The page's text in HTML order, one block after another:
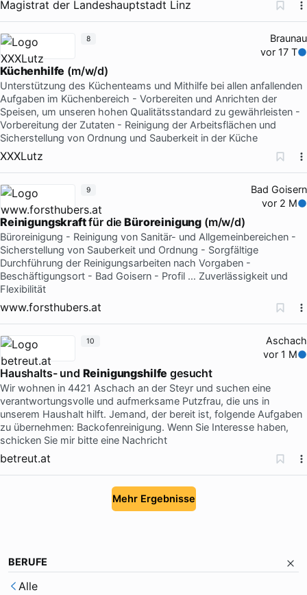
Magistrat der Landeshauptstadt Linz
Braunau
vor 17 T
Küchenhilfe (m/w/d)
Unterstützung des Küchenteams und Mithilfe bei allen anfallenden
Aufgaben im Küchenbereich - Vorbereiten und Anrichten der
Speisen, um unseren hohen Qualitätsstandard zu gewährleisten -
Vorbereitung der Zutaten - Reinigung der Arbeitsflächen und
Sicherstellung von Ordnung und Sauberkeit in der Küche
XXXLutz
8
Bad Goisern
vor 2 M
Reinigungskraftfür dieBüroreinigung (m/w/d)
Büroreinigung - Reinigung von Sanitär- und Allgemeinbereichen -
Sicherstellung von Sauberkeit und Ordnung - Sorgfältige
Durchführung der Reinigungsarbeiten nach Vorgaben -
Beschäftigungsort - Bad Goisern - Profil … Zuverlässigkeit und
Flexibilität
www.forsthubers.at
9
Aschach
vor 1 M
Haushalts- und Reinigungshilfe gesucht
Wir wohnen in 4421 Aschach an der Steyr und suchen eine
verantwortungsvolle und aufmerksame Putzfrau, die uns in
unserem Haushalt hilft. Jemand, der bereit ist, folgende Aufgaben
zu übernehmen: Backofenreinigung. Wenn Sie Interesse haben,
schicken Sie mir bitte eine Nachricht
betreut.at
10
Mehr Ergebnisse
BERUFE
Alle